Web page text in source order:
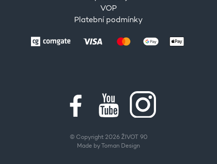
VOP
Platební podmínky
© Copyright 2026 ŽIVOT 90
Made by
Toman Design